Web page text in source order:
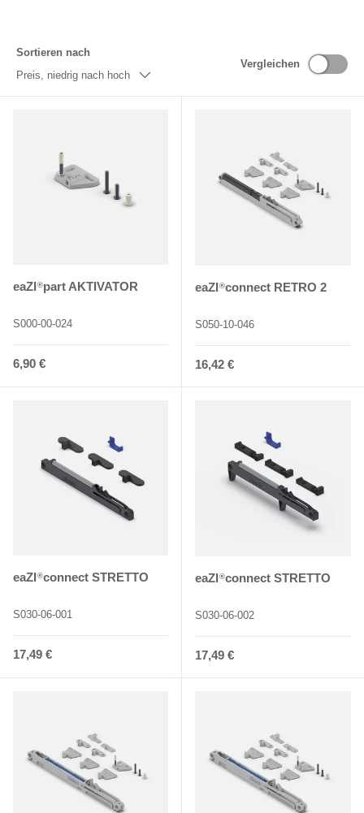
Sortieren nach
Preis, niedrig nach hoch
Vergleichen
eaZI®part AKTIVATOR
S000-00-024
Normaler Preis
6,90 €
eaZI®connect RETRO 2
S050-10-046
Normaler Preis
16,42 €
eaZI®connect STRETTO
S030-06-001
Normaler Preis
17,49 €
eaZI®connect STRETTO
S030-06-002
Normaler Preis
17,49 €